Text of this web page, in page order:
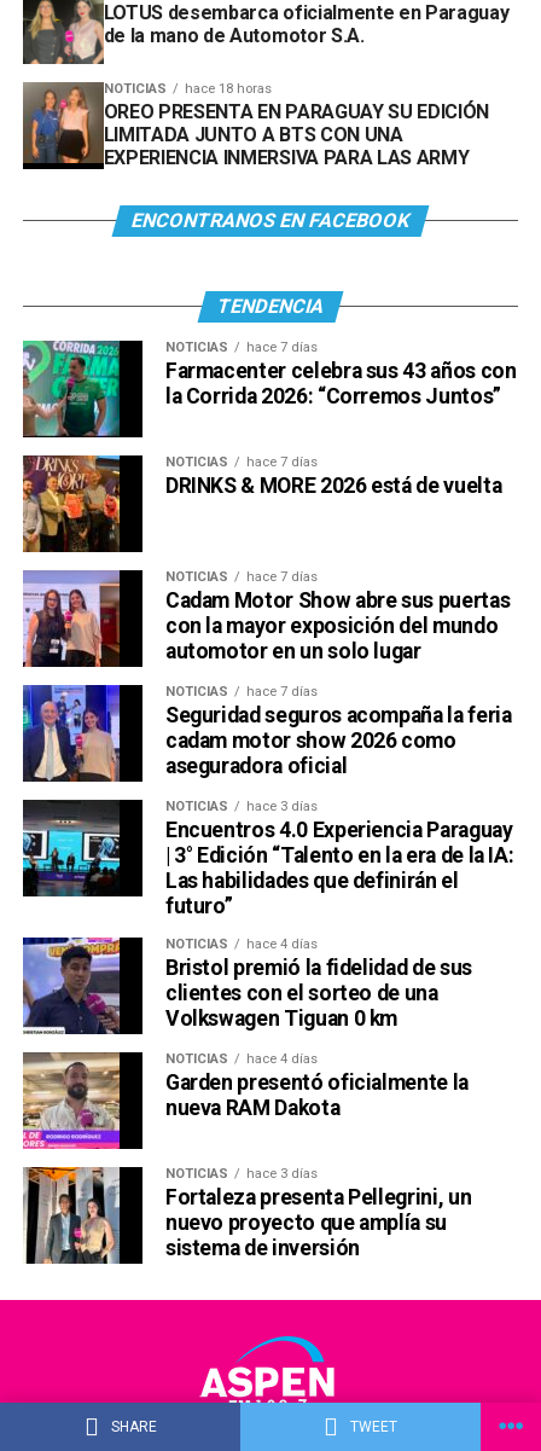
SHARE TWEET
LOTUS desembarca oficialmente en Paraguay
de la mano de Automotor S.A.
NOTICIAS hace 18 horas
OREO PRESENTA EN PARAGUAY SU EDICIÓN
LIMITADA JUNTO A BTS CON UNA
EXPERIENCIA INMERSIVA PARA LAS ARMY
ENCONTRANOS EN FACEBOOK
TENDENCIA
NOTICIAS hace 7 días
Farmacenter celebra sus 43 años con
la Corrida 2026: “Corremos Juntos”
NOTICIAS hace 7 días
DRINKS & MORE 2026 está de vuelta
NOTICIAS hace 7 días
Cadam Motor Show abre sus puertas
con la mayor exposición del mundo
automotor en un solo lugar
NOTICIAS hace 7 días
Seguridad seguros acompaña la feria
cadam motor show 2026 como
aseguradora oficial
NOTICIAS hace 3 días
Encuentros 4.0 Experiencia Paraguay
| 3° Edición “Talento en la era de la IA:
Las habilidades que definirán el
futuro”
NOTICIAS hace 4 días
Bristol premió la fidelidad de sus
clientes con el sorteo de una
Volkswagen Tiguan 0 km
NOTICIAS hace 4 días
Garden presentó oficialmente la
nueva RAM Dakota
NOTICIAS hace 3 días
Fortaleza presenta Pellegrini, un
nuevo proyecto que amplía su
sistema de inversión